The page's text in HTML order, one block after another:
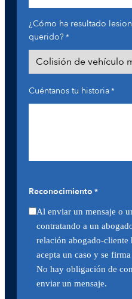
¿Cómo ha resultado
querido?*
Cuéntanos tu historia*
Reconocimiento *
Al enviar un mensaje o
contratando a un
relación abogado-cliente
acepta un caso y se
No hay obligación de
enviar un mensaje.